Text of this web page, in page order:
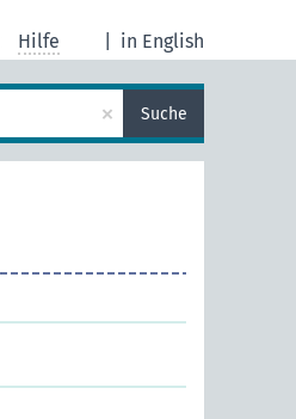
in English
Hilfe
× Suche